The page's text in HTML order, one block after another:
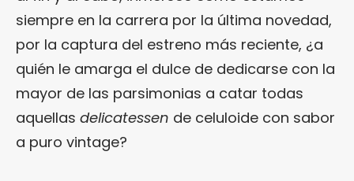
siempre en la carrera por la última novedad,
por la captura del estreno más reciente, ¿a
quién le amarga el dulce de dedicarse con la
mayor de las parsimonias a catar todas
aquellas delicatessen de celuloide con sabor
a puro vintage?